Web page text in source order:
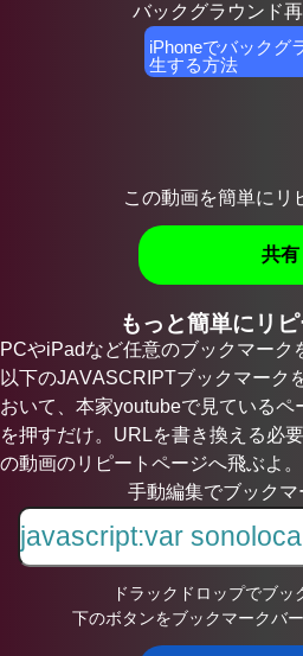
バックグラウンド
iPhoneでバックグ
生する方法
この動画を簡単にリ
共有
もっと簡単にリ
PCやiPadなど任意のブックマーク
以下のJAVASCRIPTブックマーク
おいて、本家youtubeで見ているペ
を押すだけ。URLを書き換える必
の動画のリピートページへ飛ぶよ。
手動編集でブックマ
ドラックドロップでブッ
下のボタンをブックマークバ